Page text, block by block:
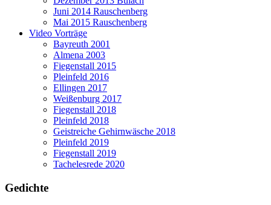
Juni 2014 Rauschenberg
Mai 2015 Rauschenberg
Video Vorträge
Bayreuth 2001
Almena 2003
Fiegenstall 2015
Pleinfeld 2016
Ellingen 2017
Weißenburg 2017
Fiegenstall 2018
Pleinfeld 2018
Geistreiche Gehirnwäsche 2018
Pleinfeld 2019
Fiegenstall 2019
Tachelesrede 2020
Gedichte